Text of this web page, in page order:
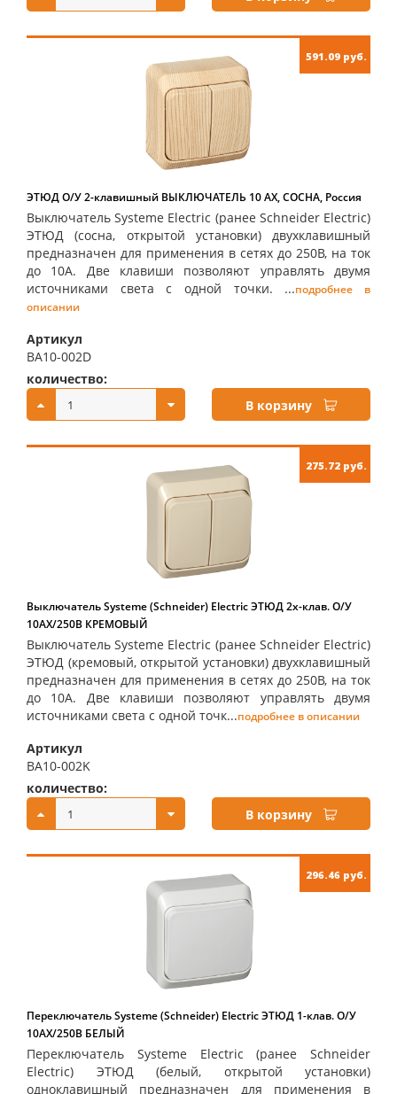
591.09 руб.
ЭТЮД О/У 2-клавишный ВЫКЛЮЧАТЕЛЬ 10 АХ, СОСНА, Россия
Выключатель Systeme Electric (ранее Schneider Electric)
ЭТЮД (сосна, открытой установки) двухклавишный
предназначен для применения в сетях до 250В, на ток
до 10А. Две клавиши позволяют управлять двумя
источниками света с одной точки. ...подробнее в
описании
Артикул
BA10-002D
количество:
В корзину
275.72 руб.
Выключатель Systeme (Schneider) Electric ЭТЮД 2х-клав. О/У
10АX/250B КРЕМОВЫЙ
Выключатель Systeme Electric (ранее Schneider Electric)
ЭТЮД (кремовый, открытой установки) двухклавишный
предназначен для применения в сетях до 250В, на ток
до 10А. Две клавиши позволяют управлять двумя
источниками света с одной точк...подробнее в описании
Артикул
BA10-002K
количество:
В корзину
296.46 руб.
Переключатель Systeme (Schneider) Electric ЭТЮД 1-клав. О/У
10АX/250B БЕЛЫЙ
Переключатель Systeme Electric (ранее Schneider
Electric) ЭТЮД (белый, открытой установки)
одноклавишный предназначен для применения в